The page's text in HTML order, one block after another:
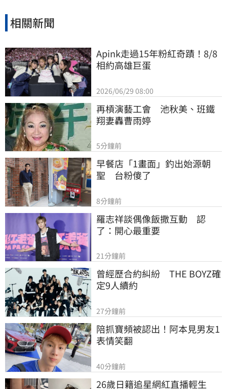
相關新聞
Apink走過15年粉紅奇蹟！8/8
相約高雄巨蛋
2026/06/29 08:00
再槓演藝工會　池秋美、班鐵
翔妻轟曹雨婷
5分鐘前
早餐店「1畫面」釣出始源朝
聖　台粉傻了
8分鐘前
羅志祥談偶像飯撒互動　認
了：開心最重要
21分鐘前
曾經歷合約糾紛　THE BOYZ確
定9人續約
27分鐘前
陪抓寶頻被認出！阿本見男友1
表情笑翻
40分鐘前
26歲日籍追星網紅直播輕生